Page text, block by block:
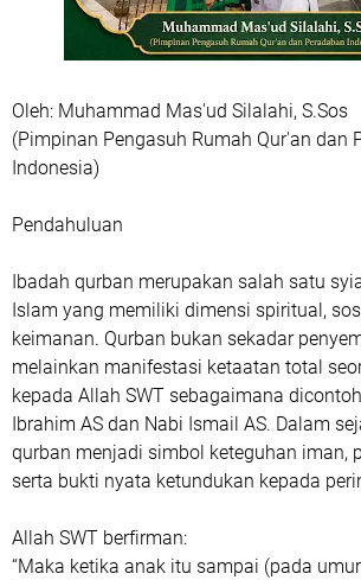
Oleh: Muhammad Mas'ud Silalahi, S.Sos
(Pimpinan Pengasuh Rumah Qur'an dan
Indonesia)
Pendahuluan
Ibadah qurban merupakan salah satu
Islam yang memiliki dimensi spiritual,
keimanan. Qurban bukan sekadar
melainkan manifestasi ketaatan total
kepada Allah SWT sebagaimana
Ibrahim AS dan Nabi Ismail AS. Dalam
qurban menjadi simbol keteguhan iman,
serta bukti nyata ketundukan kepada
Allah SWT berfirman:
“Maka ketika anak itu sampai (pada